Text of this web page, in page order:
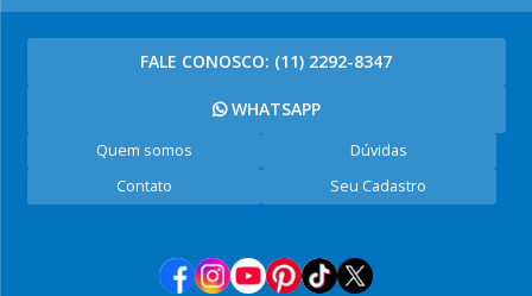
FALE CONOSCO: (11) 2292-8347
WHATSAPP
Quem somos
Dúvidas
Contato
Seu Cadastro